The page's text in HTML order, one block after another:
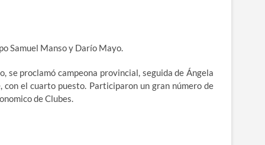
Samuel Manso y Darío Mayo.
se proclamó campeona provincial, seguida de Ángela
el cuarto puesto. Participaron un gran número de
de Clubes.